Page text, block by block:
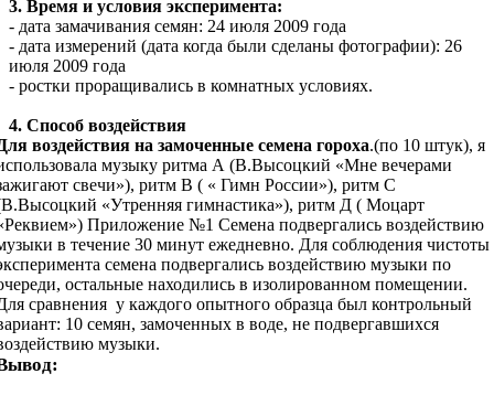
3. Время и условия эксперимента:
- дата замачивания семян: 24 июля 2009 года
- дата измерений (дата когда были сделаны фотографии): 26
июля 2009 года
- ростки проращивались в комнатных условиях.
4. Способ воздействия
воздействия на замоченные семена гороха.(по 10 штук), я
музыку ритма А (В.Высоцкий «Мне вечерами
свечи»), ритм В ( « Гимн России»), ритм С
«Утренняя гимнастика»), ритм Д ( Моцарт
Приложение №1 Семена подвергались воздействию
в течение 30 минут ежедневно. Для соблюдения чистоты
семена подвергались воздействию музыки по
остальные находились в изолированном помещении.
сравнения у каждого опытного образца был контрольный
10 семян, замоченных в воде, не подвергавшихся
музыки.